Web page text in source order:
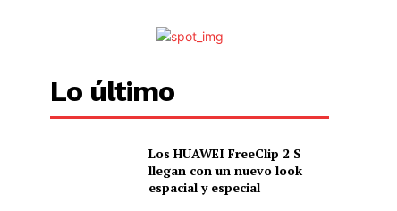
Lo último
Los HUAWEI FreeClip 2 S
llegan con un nuevo look
espacial y especial